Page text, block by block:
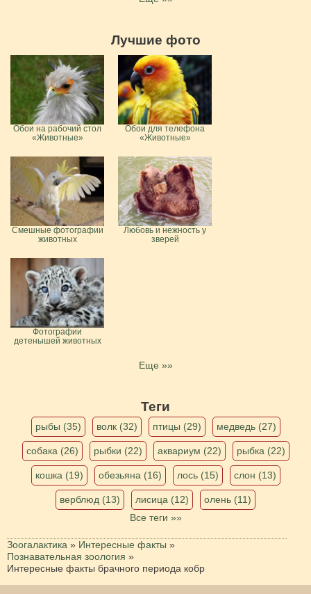
Лучшие фото
Обои на рабочий стол
«Животные»
Обои для телефона
«Животные»
Смешные фотографии
животных
Любовь и нежность у
зверей
Фотографии
детенышей животных
Еще »»
Теги
рыбы (35) волк (32) птицы (29) медведь (27)
собака (26) рыбки (22) аквариум (22) рыбка (22)
кошка (19) обезьяна (16) лось (15) слон (13)
верблюд (13) лисица (12)
олень (11)
Все теги »»
Зоогалактика » Интересные факты »
Познавательная зоология »
Интересные факты брачного периода кобр